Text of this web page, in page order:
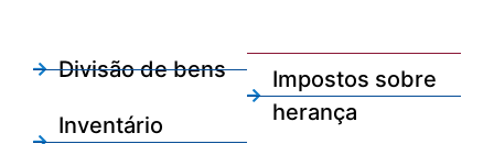
Divisão de bens
Inventário
Impostos sobre
herança